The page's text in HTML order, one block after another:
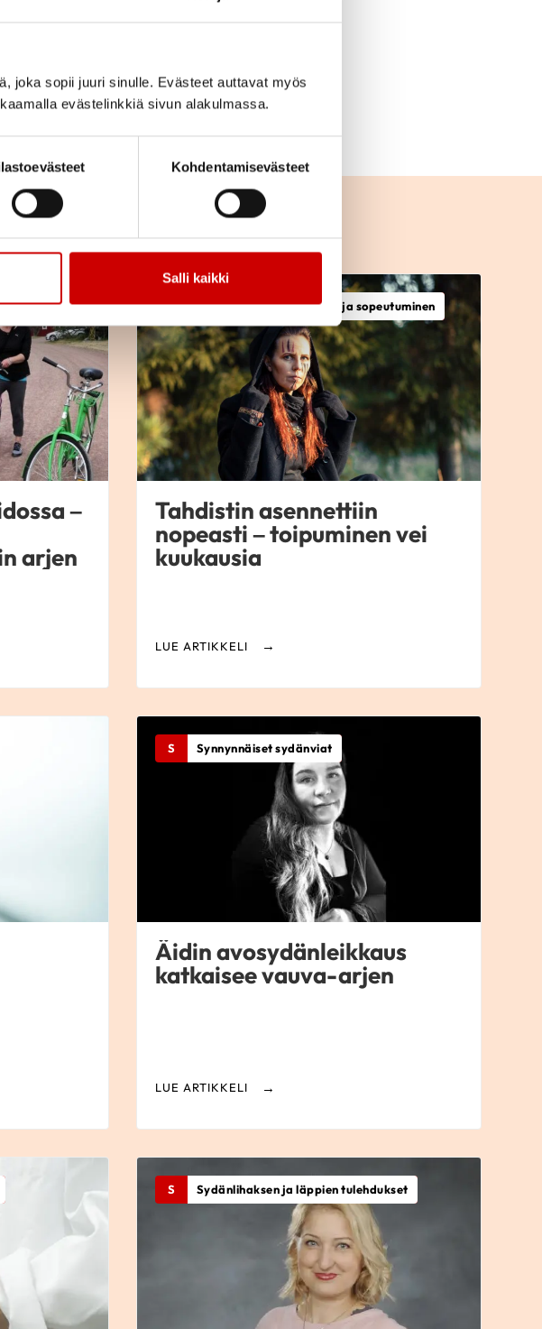
joka sopii juuri sinulle. Evästeet auttavat myös
evästelinkkiä sivun alakulmassa.
Kohdentamisevästeet
Salli kaikki
olevanani hyvässä
Minun kohdallani
En koskaan tavannut
siitä tuli osa arkea.
–
arjen
Tahdistinhoito, Toipuminen ja sopeutuminen
Tahdistin asennettiin
nopeasti – toipuminen vei
kuukausia
LUE ARTIKKELI
S Synnynnäiset sydänviat
Äidin avosydänleikkaus
katkaisee vauva-arjen
LUE ARTIKKELI
S Sydänlihaksen ja läppien tulehdukset